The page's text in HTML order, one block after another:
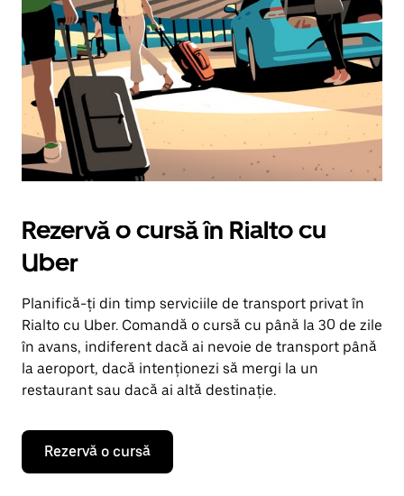
Rezervă o cursă în Rialto cu
Uber
Planifică-ți din timp serviciile de transport privat în
Rialto cu Uber. Comandă o cursă cu până la 30 de zile
în avans, indiferent dacă ai nevoie de transport până
la aeroport, dacă intenționezi să mergi la un
restaurant sau dacă ai altă destinație.
Rezervă o cursă